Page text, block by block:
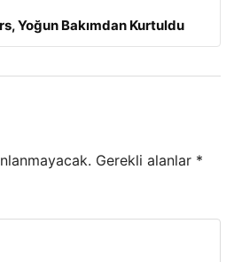
Yoğun Bakımdan Kurtuldu
Gerekli alanlar *